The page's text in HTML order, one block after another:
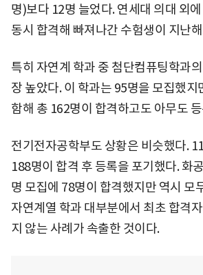
명)보다 12명 늘었다. 연세대 의대 외
동시 합격해 빠져나간 수험생이 지난
특히 자연계 학과 중 첨단컴퓨팅학과
장 높았다. 이 학과는 95명을 모집했지
함해 총 162명이 합격하고도 아무도
전기전자공학부도 상황은 비슷했다.
188명이 합격 후 등록을 포기했다. 화
명 모집에 78명이 합격했지만 역시 모
자연계열 학과 대부분에서 최초 합격
지 않는 사례가 속출한 것이다.